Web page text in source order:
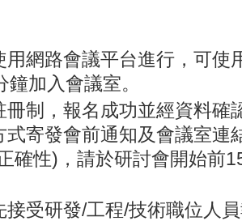
用網路會議平台進行，可使
加入會議室。
冊制，報名成功並經資料確
式寄發會前通知及會議室連
確性)，請於研討會開始前
接受研發/工程/技術職位人